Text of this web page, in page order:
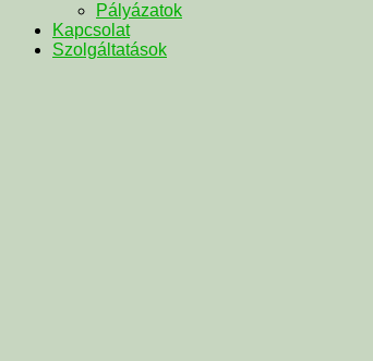
Pályázatok
Kapcsolat
Szolgáltatások